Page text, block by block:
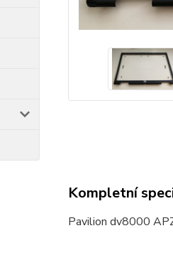
Kompletní
Pavilion dv8000